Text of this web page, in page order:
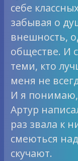
себе
забывая о
внешность,
обществе. И
теми, кто
меня не
И я понимаю,
Артур
раз звала к
смеються
скучают.